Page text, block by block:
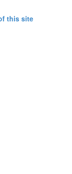
this site